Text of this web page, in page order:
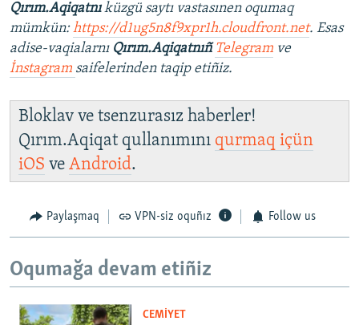
Qırım.Aqiqatnıküzgü saytı vastasınen oqumaq
mümkün:https://d1ug5n8f9xpr1h.cloudfront.net. Esas
adise-vaqialarnı Qırım.Aqiqatnıñ Telegram ve
İnstagram saifelerinden taqip etiñiz.
Bloklav ve tsenzurasız haberler!
Qırım.Aqiqat qullanımını qurmaq içün
iOS ve Android.
Paylaşmaq VPN-siz oquñız Follow us
Oqumağa devam etiñiz
CEMİYET